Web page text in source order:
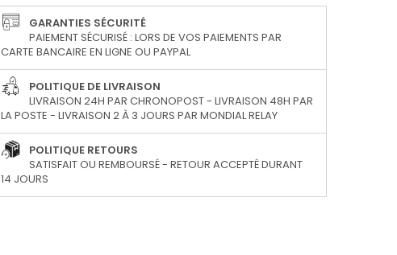
GARANTIES SÉCURITÉ
PAIEMENT SÉCURISÉ : LORS DE VOS PAIEMENTS PAR
CARTE BANCAIRE EN LIGNE OU PAYPAL
POLITIQUE DE LIVRAISON
LIVRAISON 24H PAR CHRONOPOST - LIVRAISON 48H PAR
LA POSTE - LIVRAISON 2 À 3 JOURS PAR MONDIAL RELAY
POLITIQUE RETOURS
SATISFAIT OU REMBOURSÉ - RETOUR ACCEPTÉ DURANT
14 JOURS